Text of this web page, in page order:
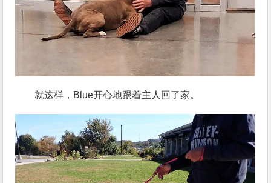
就这样，Blue开心地跟着主人回了家。